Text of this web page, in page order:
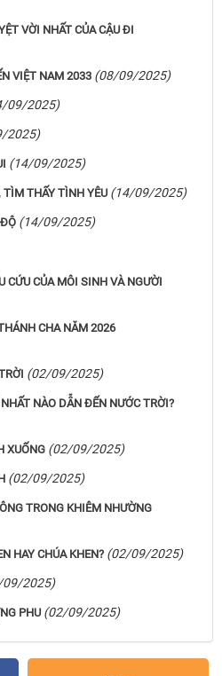
VỜI NHẤT CỦA CẬU ĐI
VIỆT NAM 2033 (08/09/2025)
09/2025)
2025)
(14/09/2025)
THẤY TÌNH YÊU (14/09/2025)
(14/09/2025)
CỨU CỦA MÔI SINH VÀ NGƯỜI
CHA NĂM 2026
(02/09/2025)
NÀO DẪN ĐẾN NƯỚC TRỜI?
XUỐNG (02/09/2025)
(02/09/2025)
TRONG KHIÊM NHƯỜNG
HAY CHÚA KHEN? (02/09/2025)
2025)
PHU (02/09/2025)